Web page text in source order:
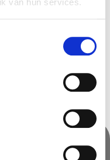
van hun services.